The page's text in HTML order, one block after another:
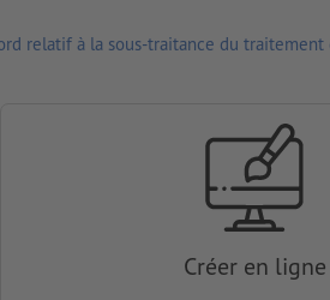
relatif à la sous-traitance du traitement
Créer en ligne